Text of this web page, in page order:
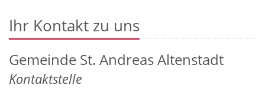
Ihr Kontakt zu uns
Gemeinde St. Andreas Altenstadt
Kontaktstelle